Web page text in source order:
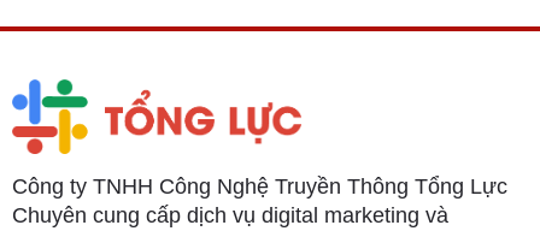
Công ty TNHH Công Nghệ Truyền Thông Tổng Lực
Chuyên cung cấp dịch vụ digital marketing và